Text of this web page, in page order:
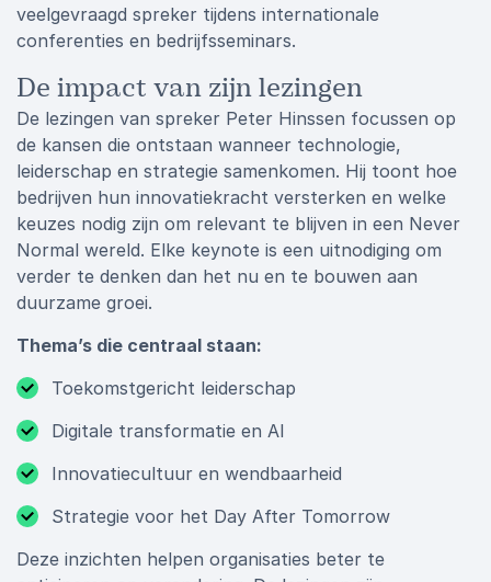
veelgevraagd spreker tijdens internationale
conferenties en bedrijfsseminars.
De impact van zijn lezingen
De lezingen van spreker Peter Hinssen focussen op
de kansen die ontstaan wanneer technologie,
leiderschap en strategie samenkomen. Hij toont hoe
bedrijven hun innovatiekracht versterken en welke
keuzes nodig zijn om relevant te blijven in een Never
Normal wereld. Elke keynote is een uitnodiging om
verder te denken dan het nu en te bouwen aan
duurzame groei.
Thema’s die centraal staan:
Toekomstgericht leiderschap
Digitale transformatie en AI
Innovatiecultuur en wendbaarheid
Strategie voor het Day After Tomorrow
Deze inzichten helpen organisaties beter te